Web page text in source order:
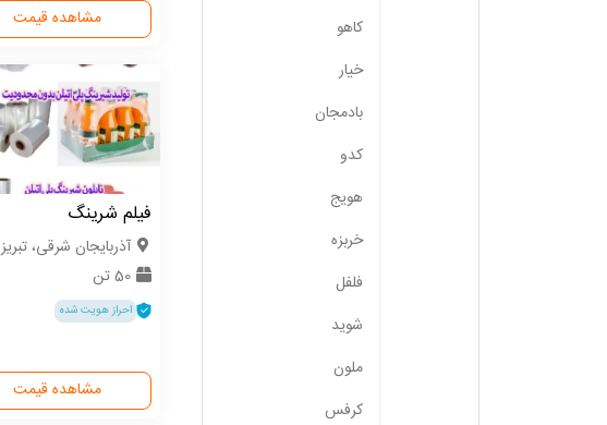
مشاهده قیمت
فیلم شرینگ
آذربایجان شرقی، تبریز
50 تن
احراز هویت شده
مشاهده قیمت
کاهو
خیار
بادمجان
کدو
هویج
خربزه
فلفل
شوید
ملون
کرفس